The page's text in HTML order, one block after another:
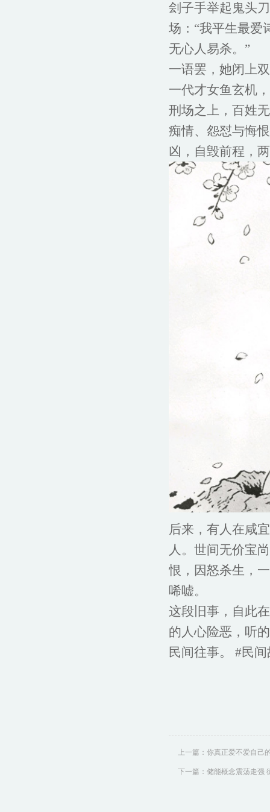
刽子手举起鬼头
场：“我平生最爱
无心人易杀。”
一语罢，她闭上
一代才女鱼玄机
刑场之上，百姓
痴情、怨怼与悔
凶，自毁前程，
后来，有人在咸
人。世间无价宝
恨，因怒杀生，
唏嘘。
这段旧事，自此
的人心险恶，听
民间往事。 #民
上一篇： 你真正爱不爱自己
下一篇： 储能概念震荡走强